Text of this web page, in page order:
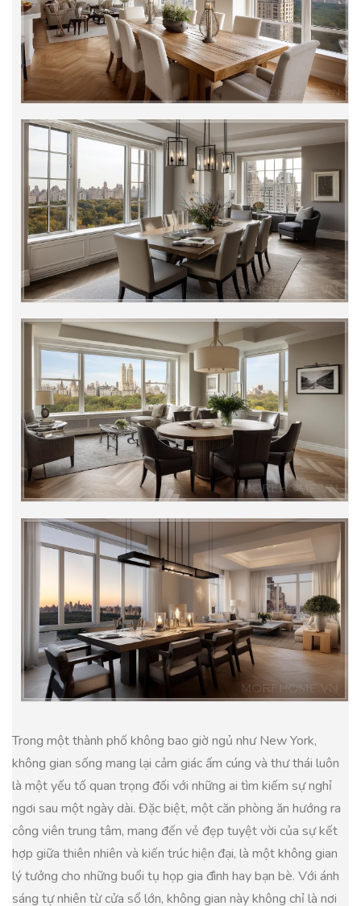
Trong một thành phố không bao giờ ngủ như New York,
không gian sống mang lại cảm giác ấm cúng và thư thái luôn
là một yếu tố quan trọng đối với những ai tìm kiếm sự nghỉ
ngơi sau một ngày dài. Đặc biệt, một căn phòng ăn hướng ra
công viên trung tâm, mang đến vẻ đẹp tuyệt vời của sự kết
hợp giữa thiên nhiên và kiến trúc hiện đại, là một không gian
lý tưởng cho những buổi tụ họp gia đình hay bạn bè. Với ánh
sáng tự nhiên từ cửa sổ lớn, không gian này không chỉ là nơi